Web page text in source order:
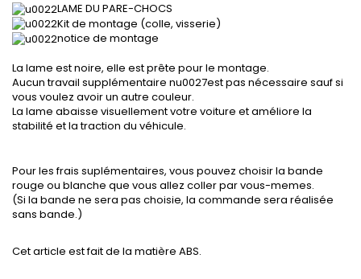
LAME DU PARE-CHOCS
Kit de montage (colle, visserie)
notice de montage
La lame est noire, elle est prête pour le montage.
Aucun travail supplémentaire nu0027est pas nécessaire sauf si
vous voulez avoir un autre couleur.
La lame abaisse visuellement votre voiture et améliore la
stabilité et la traction du véhicule.
Pour les frais suplémentaires, vous pouvez choisir la bande
rouge ou blanche que vous allez coller par vous-memes.
(Si la bande ne sera pas choisie, la commande sera réalisée
sans bande.)
Cet article est fait de la matière ABS.